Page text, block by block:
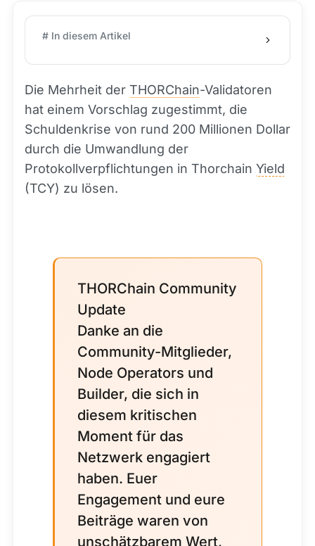
# In diesem Artikel
Die Mehrheit der THORChain-Validatoren
hat einem Vorschlag zugestimmt, die
Schuldenkrise von rund 200 Millionen Dollar
durch die Umwandlung der
Protokollverpflichtungen in Thorchain Yield
(TCY) zu lösen.
THORChain Community
Update
Danke an die
Community-Mitglieder,
Node Operators und
Builder, die sich in
diesem kritischen
Moment für das
Netzwerk engagiert
haben. Euer
Engagement und eure
Beiträge waren von
unschätzbarem Wert,